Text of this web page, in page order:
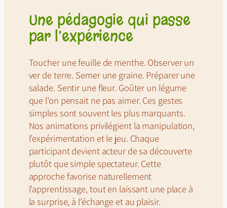
Une pédagogie qui passe
par l’expérience
Toucher une feuille de menthe. Observer un
ver de terre. Semer une graine. Préparer une
salade. Sentir une fleur. Goûter un légume
que l’on pensait ne pas aimer. Ces gestes
simples sont souvent les plus marquants.
Nos animations privilégient la manipulation,
l’expérimentation et le jeu. Chaque
participant devient acteur de sa découverte
plutôt que simple spectateur. Cette
approche favorise naturellement
l’apprentissage, tout en laissant une place à
la surprise, à l’échange et au plaisir.